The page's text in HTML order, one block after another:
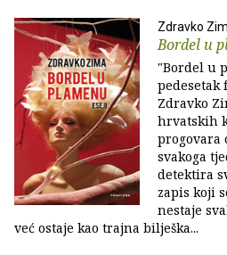
Zdravko
Bordel u
"Bordel u
pedesetak
Zdravko
hrvatskih
progovara
svakoga
detektira
zapis koji
nestaje
već ostaje kao trajna bilješka...